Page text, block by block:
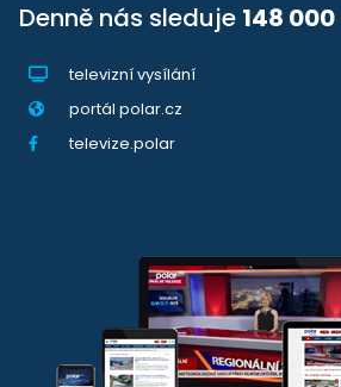
Denně nás sleduje 148 000
televizní vysílání
portál polar.cz
televize.polar